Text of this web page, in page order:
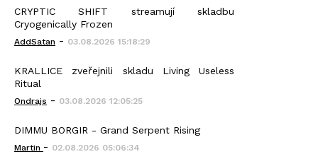
CRYPTIC SHIFT streamují skladbu
Cryogenically Frozen
AddSatan - 03.08.2026 15:18:29
KRALLICE zveřejnili skladu Living Useless
Ritual
Ondrajs - 03.08.2026 12:05:25
DIMMU BORGIR - Grand Serpent Rising
Martin - 02.08.2026 05:06:34